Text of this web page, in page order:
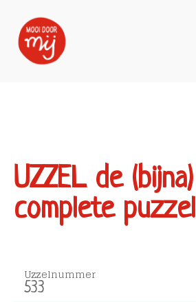
UZZEL de (bijna)
complete puzzel
Uzzelnummer
533